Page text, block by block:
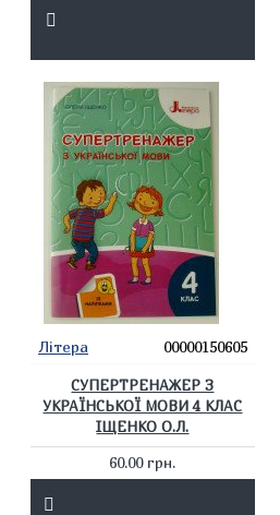
Літера 00000150605
СУПЕРТРЕНАЖЕР З
УКРАЇНСЬКОЇ МОВИ 4 КЛАС
ІЩЕНКО О.Л.
60.00 грн.